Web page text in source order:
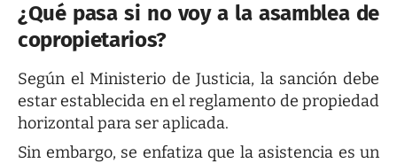
¿Qué pasa si no voy a la asamblea de
copropietarios?
Según el Ministerio de Justicia, la sanción debe
estar establecida en el reglamento de propiedad
horizontal para ser aplicada.
Sin embargo, se enfatiza que la asistencia es un